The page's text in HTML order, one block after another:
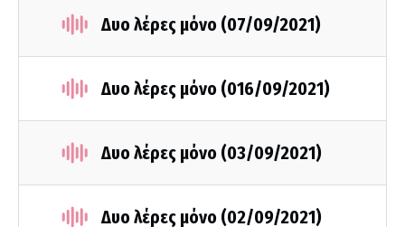
Δυο λέρες μόνο (07/09/2021)
Δυο λέρες μόνο (016/09/2021)
Δυο λέρες μόνο (03/09/2021)
Δυο λέρες μόνο (02/09/2021)